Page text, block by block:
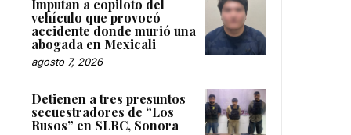
Imputan a copiloto del
vehículo que provocó
accidente donde murió una
abogada en Mexicali
agosto 7, 2026
Detienen a tres presuntos
secuestradores de “Los
Rusos” en SLRC, Sonora